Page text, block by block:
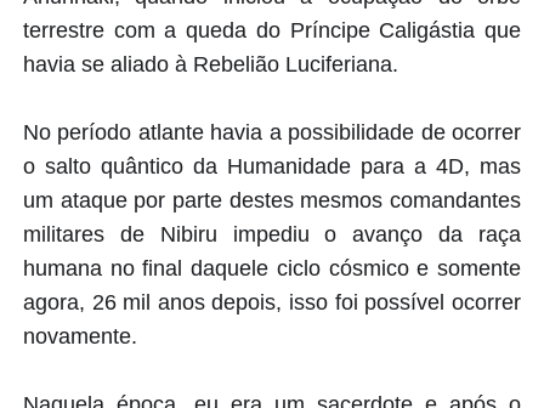
terrestre com a queda do Príncipe Caligástia que
havia se aliado à Rebelião Luciferiana.
No período atlante havia a possibilidade de ocorrer
o salto quântico da Humanidade para a 4D, mas
um ataque por parte destes mesmos comandantes
militares de Nibiru impediu o avanço da raça
humana no final daquele ciclo cósmico e somente
agora, 26 mil anos depois, isso foi possível ocorrer
novamente.